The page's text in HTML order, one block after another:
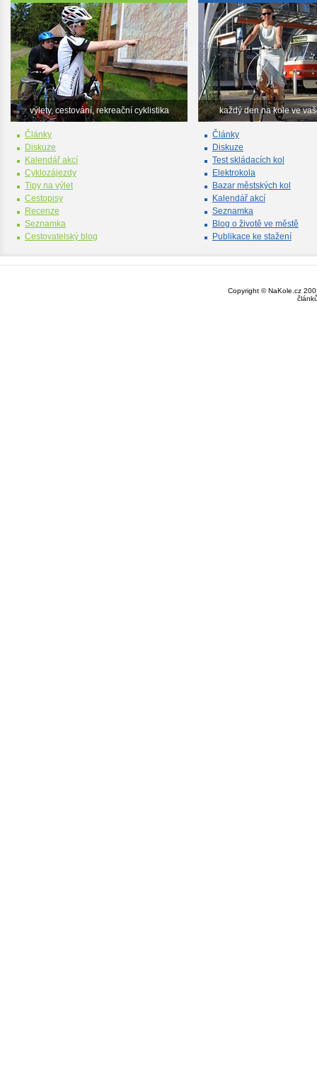
výlety, cestování, rekreační cyklistika
Články
Diskuze
Kalendář akcí
Cyklozájezdy
Tipy na výlet
Cestopisy
Recenze
Seznamka
Cestovatelský blog
každý den na kole ve
Články
Diskuze
Test skládacích kol
Elektrokola
Bazar městských kol
Kalendář akcí
Seznamka
Blog o životě ve městě
Publikace ke stažení
Copyright © NaKole.cz